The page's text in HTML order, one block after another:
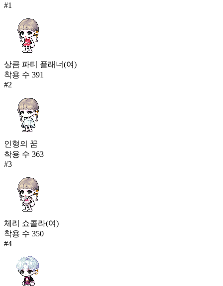
#1
상큼 파티 플래너(여)
착용 수 391
#2
인형의 꿈
착용 수 363
#3
체리 쇼콜라(여)
착용 수 350
#4